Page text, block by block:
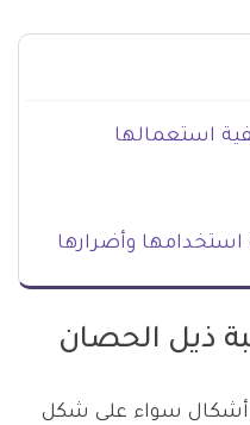
استعمالها
وأضرارها
ذيل الحصان
أشكال سواء على شكل